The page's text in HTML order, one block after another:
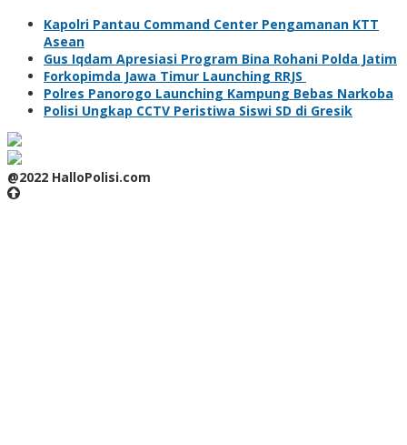
Kapolri Pantau Command Center Pengamanan KTT
Asean
Gus Iqdam Apresiasi Program Bina Rohani Polda Jatim
Forkopimda Jawa Timur Launching RRJS
Polres Panorogo Launching Kampung Bebas Narkoba
Polisi Ungkap CCTV Peristiwa Siswi SD di Gresik
@2022 HalloPolisi.com